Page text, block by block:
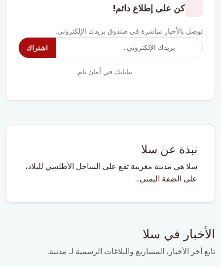
نبذة عن سلا
سلا هي مدينة مغربية تقع على الساحل الأطلسي للبلاد،
على الضفة اليمنى...
الأخبار في سلا
تابع آخر الأخبار، المشاريع والبلاغات الرسمية لـ مدينة.
كن على إطلاع دائم!
توصل بالأخبار مباشرة في صندوق بريدك الإلكتروني.
اشتراك
بياناتك في أمان تام.